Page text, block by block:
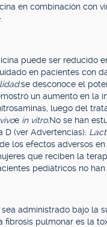
en combinación con
puede ser reducido
en pacientes con
se desconoce el
un aumento en la
luego del
e in vitro.No se han
(ver Advertencias).
los efectos adversos
que reciben la
pediátricos no han
sea administrado bajo la
fibrosis pulmonar es la